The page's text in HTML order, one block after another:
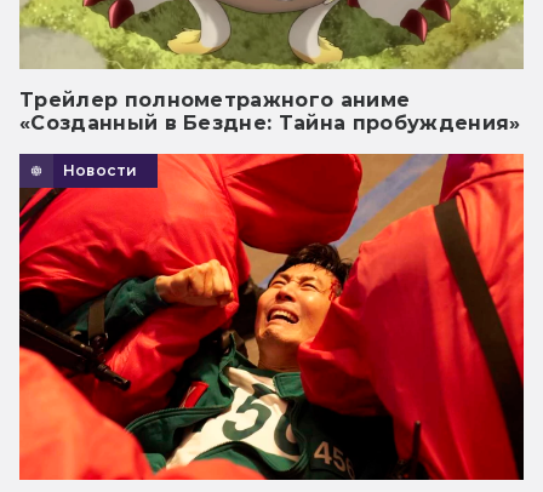
Трейлер полнометражного аниме
«Созданный в Бездне: Тайна пробуждения»
Новости